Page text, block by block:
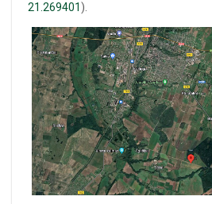
21.269401 ).